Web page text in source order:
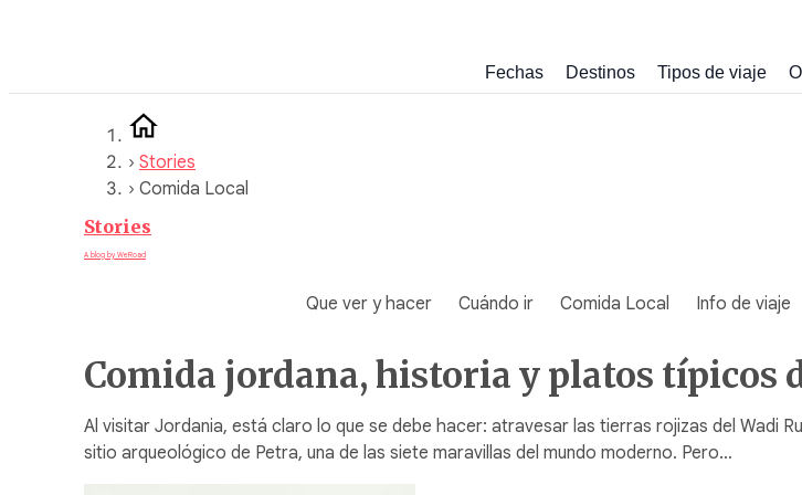
Fechas Destinos Tipos de viaje
› Stories
› Comida Local
Stories
A blog by WeRoad
Que ver y hacer Cuándo ir Comida Local Info de viaje
Comida jordana, historia y platos típicos
Al visitar Jordania, está claro lo que se debe hacer: atravesar las tierras rojizas del Wadi
sitio arqueológico de Petra, una de las siete maravillas del mundo moderno. Pero…